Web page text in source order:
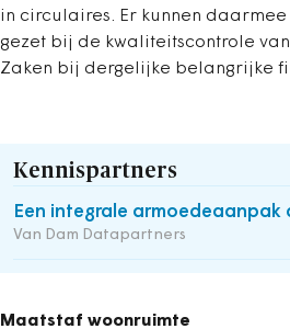
in circulaires. Er kunnen
gezet bij de kwaliteitscontrole
Zaken bij dergelijke belangrijke
Kennispartners
Een integrale armoedeaanpak
Van Dam Datapartners
Maatstaf woonruimte